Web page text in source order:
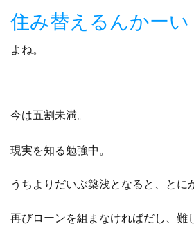
住み替えるんかーい
よね。
今は五割未満。
現実を知る勉強中。
うちよりだいぶ築浅となると、とに
再びローンを組まなければだし、難